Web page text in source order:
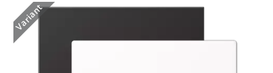
Variant